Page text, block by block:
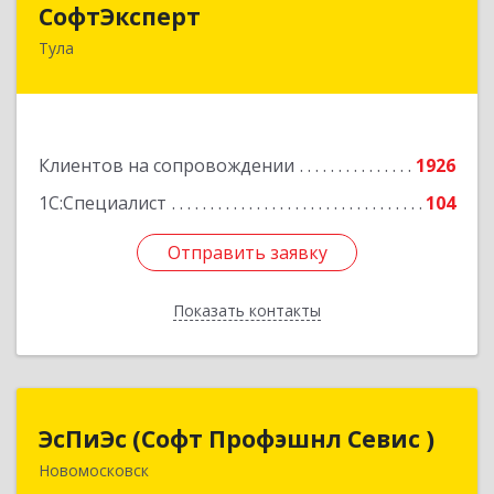
СофтЭксперт
Тула
Клиентов на сопровождении
1926
1С:Специалист
104
Отправить заявку
Показать контакты
300013, Тульская обл, Тула г, Болдина ул, дом №
Отправить заявку
Назад
ЭсПиЭс (Софт Профэшнл Севис )
Новомосковск
ЭсПиЭс (Софт Профэшнл Севис )
301659, Тульская обл, Новомосковский р-н,